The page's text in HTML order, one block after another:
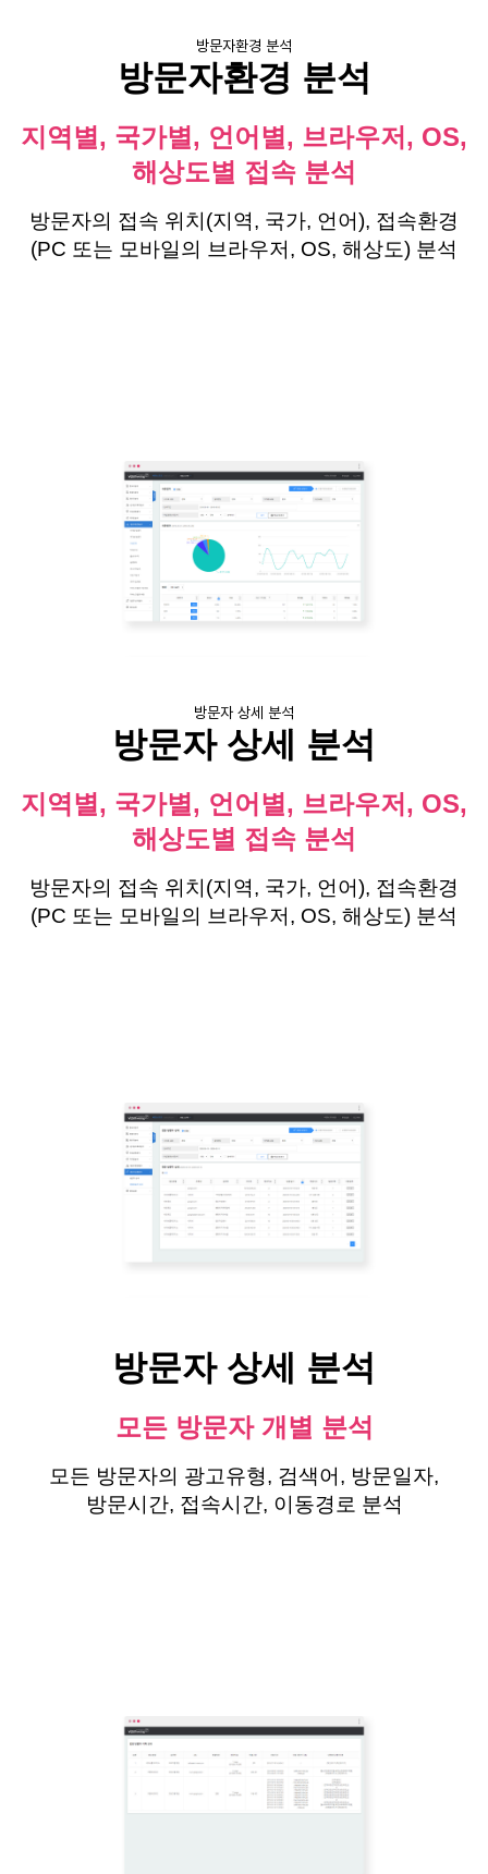
방문자환경 분석
방문자환경 분석
지역별, 국가별, 언어별, 브라우저, OS,
해상도별 접속 분석
방문자의 접속 위치(지역, 국가, 언어), 접속환경
(PC 또는 모바일의 브라우저, OS, 해상도) 분석
방문자 상세 분석
방문자 상세 분석
지역별, 국가별, 언어별, 브라우저, OS,
해상도별 접속 분석
방문자의 접속 위치(지역, 국가, 언어), 접속환경
(PC 또는 모바일의 브라우저, OS, 해상도) 분석
방문자 상세 분석
모든 방문자 개별 분석
모든 방문자의 광고유형, 검색어, 방문일자,
방문시간, 접속시간, 이동경로 분석